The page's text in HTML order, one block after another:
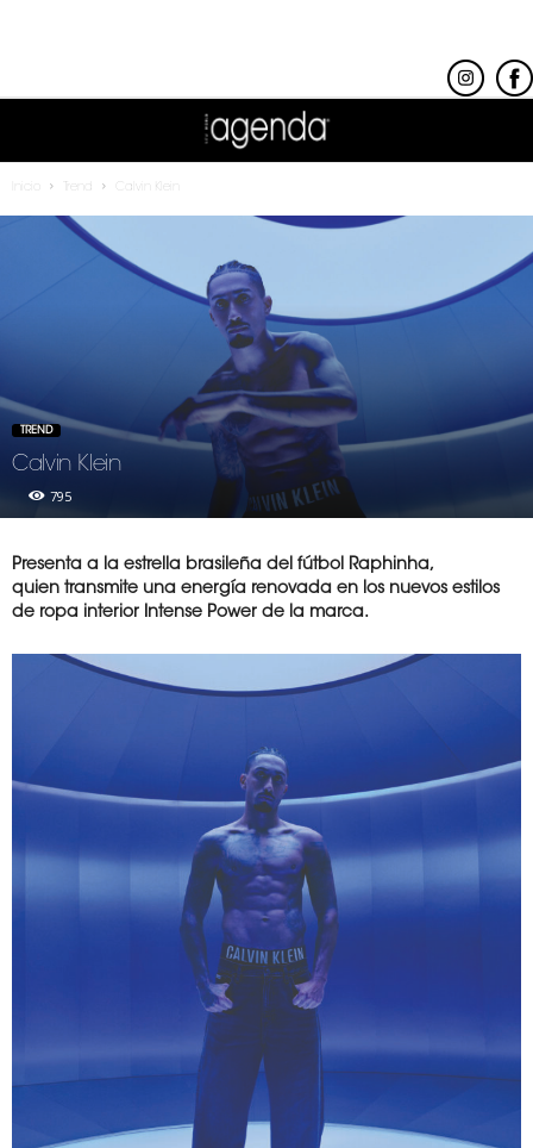
Trend Calvin Klein
TREND
Calvin Klein
795
Presenta a la estrella brasileña del fútbol Raphinha,
quien transmite una energía renovada en los nuevos estilos
de ropa interior Intense Power de la marca.